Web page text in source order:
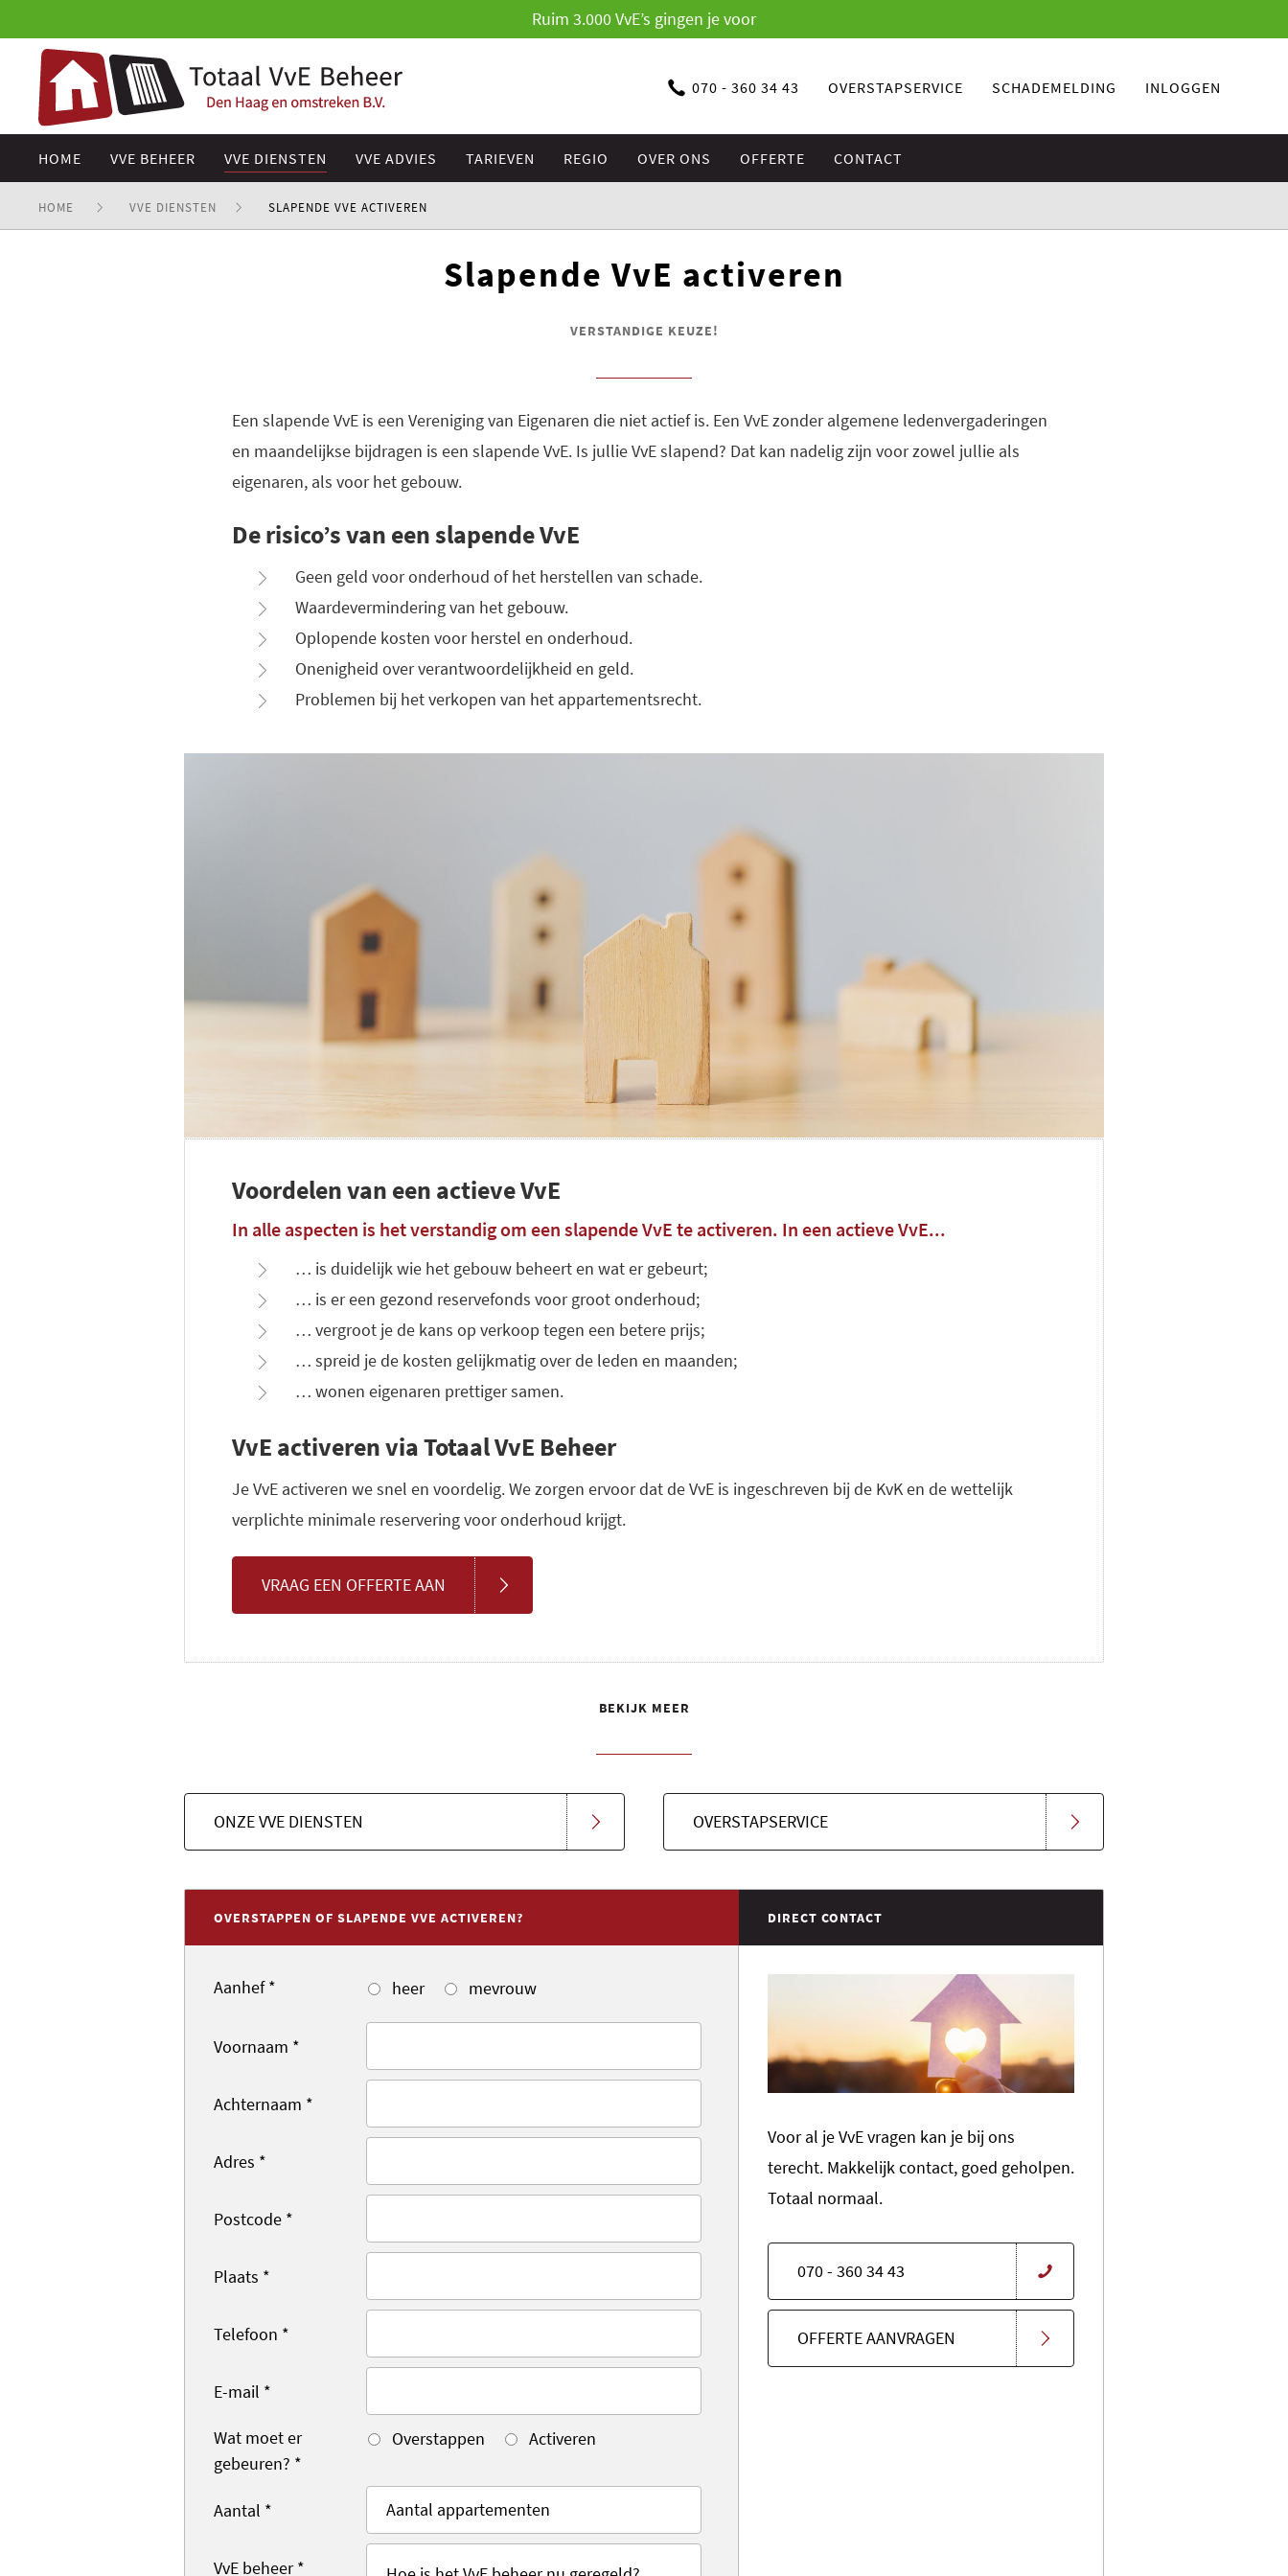
Ruim 3.000 VvE’s gingen je voor
070 - 360 34 43 OVERSTAPSERVICE SCHADEMELDING INLOGGEN
HOME VVE BEHEER VVE DIENSTEN VVE ADVIES TARIEVEN REGIO OVER ONS OFFERTE CONTACT
HOME VVE DIENSTEN SLAPENDE VVE ACTIVEREN
Slapende VvE activeren
VERSTANDIGE KEUZE!
Een slapende VvE is een Vereniging van Eigenaren die niet actief is. Een VvE zonder algemene ledenvergaderingen
en maandelijkse bijdragen is een slapende VvE. Is jullie VvE slapend? Dat kan nadelig zijn voor zowel jullie als
eigenaren, als voor het gebouw.
De risico’s van een slapende VvE
Geen geld voor onderhoud of het herstellen van schade.
Waardevermindering van het gebouw.
Oplopende kosten voor herstel en onderhoud.
Onenigheid over verantwoordelijkheid en geld.
Problemen bij het verkopen van het appartementsrecht.
Voordelen van een actieve VvE
In alle aspecten is het verstandig om een slapende VvE te activeren. In een actieve VvE...
… is duidelijk wie het gebouw beheert en wat er gebeurt;
… is er een gezond reservefonds voor groot onderhoud;
… vergroot je de kans op verkoop tegen een betere prijs;
… spreid je de kosten gelijkmatig over de leden en maanden;
… wonen eigenaren prettiger samen.
VvE activeren via Totaal VvE Beheer
Je VvE activeren we snel en voordelig. We zorgen ervoor dat de VvE is ingeschreven bij de KvK en de wettelijk
verplichte minimale reservering voor onderhoud krijgt.
VRAAG EEN OFFERTE AAN
BEKIJK MEER
ONZE VVE DIENSTEN OVERSTAPSERVICE
OVERSTAPPEN OF SLAPENDE VVE ACTIVEREN?
Aanhef* heer mevrouw
Voornaam *
Achternaam *
Adres *
Postcode *
Plaats *
Telefoon *
E-mail *
Wat moet er
gebeuren? *
Overstappen Activeren
Aantal *
VvE beheer*
DIRECT CONTACT
Voor al je VvE vragen kan je bij ons
terecht. Makkelijk contact, goed geholpen.
Totaal normaal.
070 - 360 34 43
OFFERTE AANVRAGEN